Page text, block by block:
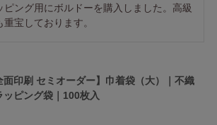
ピング用にボルドーを購入しました。高級
宝しております。
面印刷 セミオーダー】巾着袋（大）｜不織
ッピング袋｜100枚入